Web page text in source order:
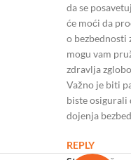
da se
će moći da
o bezbednosti
mogu vam
zdravlja
Važno je biti
biste osigurali
dojenja
REPLY